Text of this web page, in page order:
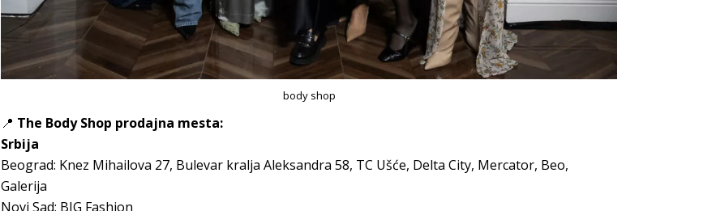
body shop
📍 The Body Shop prodajna mesta:
Srbija
Beograd: Knez Mihailova 27, Bulevar kralja Aleksandra 58, TC Ušće, Delta City, Mercator, Beo,
Galerija
Novi Sad: BIG Fashion